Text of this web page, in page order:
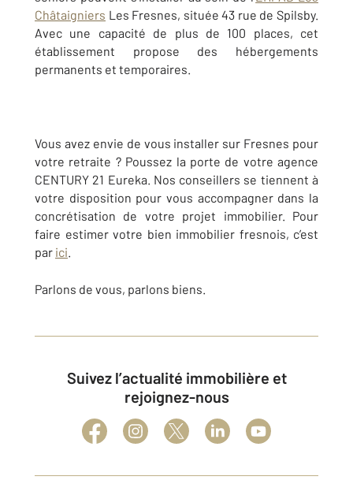
Châtaigniers Les Fresnes, située 43 rue de Spilsby.
Avec une capacité de plus de 100 places, cet
établissement propose des hébergements
permanents et temporaires.
Vous avez envie de vous installer sur Fresnes pour
votre retraite ? Poussez la porte de votre agence
CENTURY 21 Eureka. Nos conseillers se tiennent à
votre disposition pour vous accompagner dans la
concrétisation de votre projet immobilier. Pour
faire estimer votre bien immobilier fresnois, c’est
par ici.
Parlons de vous, parlons biens.
Suivez l’actualité immobilière et
rejoignez-nous